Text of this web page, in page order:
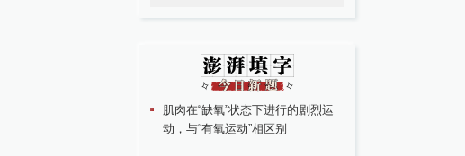
肌肉在“缺氧”状态下进行的剧烈运
动，与“有氧运动”相区别